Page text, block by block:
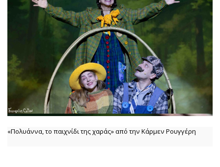
«Πολυάννα, το παιχνίδι της χαράς» από την Κάρμεν Ρουγγέρη